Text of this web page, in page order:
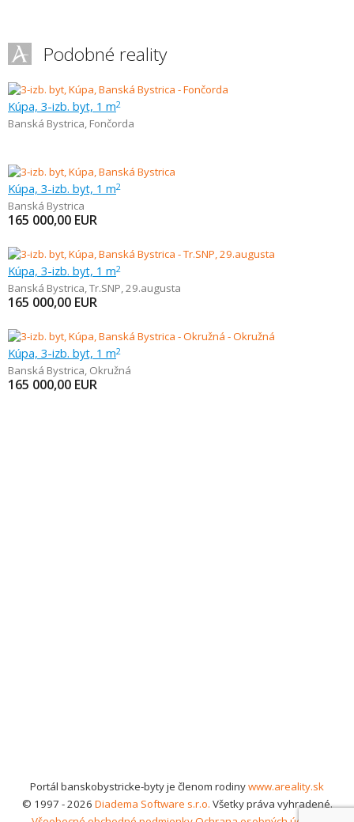
Podobné reality
Kúpa, 3-izb. byt, 1 m2
Banská Bystrica, Fončorda
Kúpa, 3-izb. byt, 1 m2
Banská Bystrica
165 000,00 EUR
Kúpa, 3-izb. byt, 1 m2
Banská Bystrica,Tr.SNP, 29.augusta
165 000,00 EUR
Kúpa, 3-izb. byt, 1 m2
Banská Bystrica, Okružná
165 000,00 EUR
Portál banskobystricke-byty je členom rodinywww.areality.sk
© 1997 - 2026 Diadema Software s.r.o. Všetky práva vyhradené.